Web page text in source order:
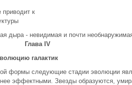
к
дыра - невидимая и почти
Глава IV
галактик
формы следующие стадии эволюции
эффектными. Звезды образуются,